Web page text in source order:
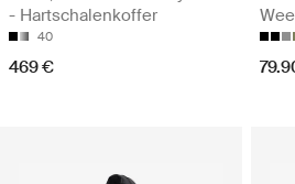
- Hartschalenkoffer
40
469 €